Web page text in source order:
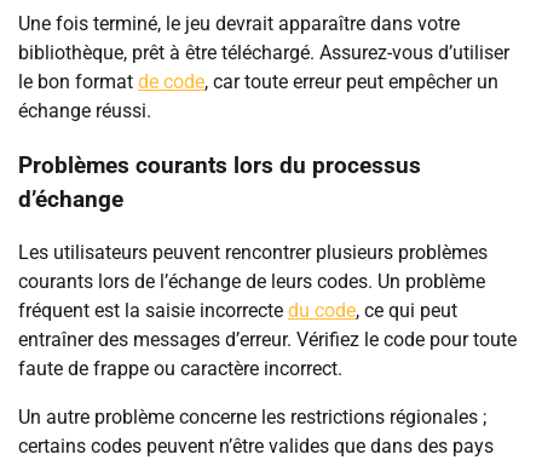
Une fois terminé, le jeu devrait apparaître dans votre
bibliothèque, prêt à être téléchargé. Assurez-vous d’utiliser
le bon format de code, car toute erreur peut empêcher un
échange réussi.
Problèmes courants lors du processus
d’échange
Les utilisateurs peuvent rencontrer plusieurs problèmes
courants lors de l’échange de leurs codes. Un problème
fréquent est la saisie incorrecte du code, ce qui peut
entraîner des messages d’erreur. Vérifiez le code pour toute
faute de frappe ou caractère incorrect.
Un autre problème concerne les restrictions régionales ;
certains codes peuvent n’être valides que dans des pays